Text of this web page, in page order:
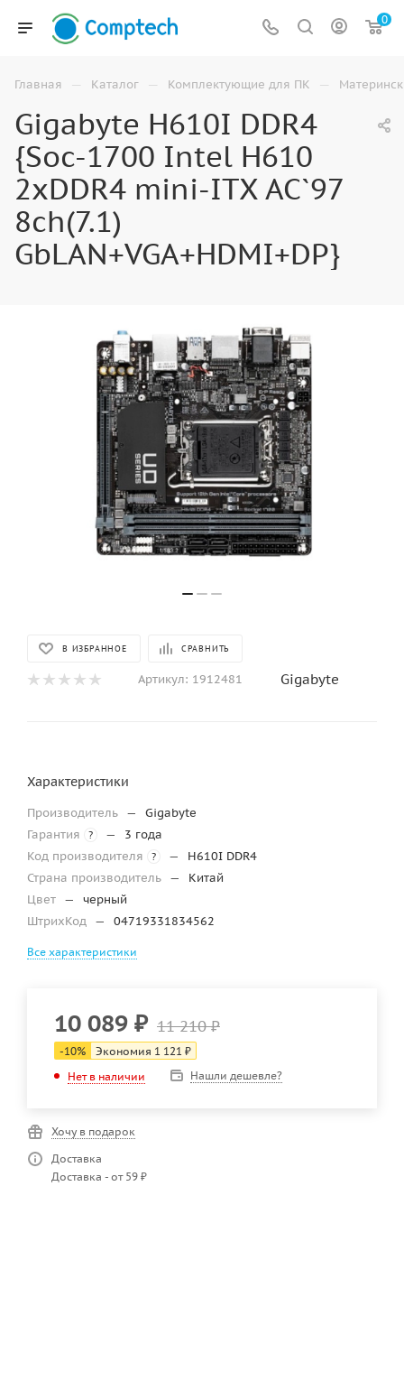
0
Главная — Каталог — Комплектующие для ПК —
Gigabyte H610I DDR4
{Soc-1700 Intel H610
2xDDR4 mini-ITX AC`97
8ch(7.1)
GbLAN+VGA+HDMI+DP}
В ИЗБРАННОЕ СРАВНИТЬ
Артикул: 1912481 Gigabyte
Характеристики
Производитель —
Gigabyte
Гарантия
? —
3 года
Код производителя
? —
H610I DDR4
Страна производитель —
Китай
Цвет —
черный
ШтрихКод — 04719331834562
Все характеристики
10 089 ₽ 11 210₽
-10% Экономия 1 121 ₽
Нет в наличии
Нашли дешевле?
Хочу в подарок
Доставка
Доставка - от 59 ₽